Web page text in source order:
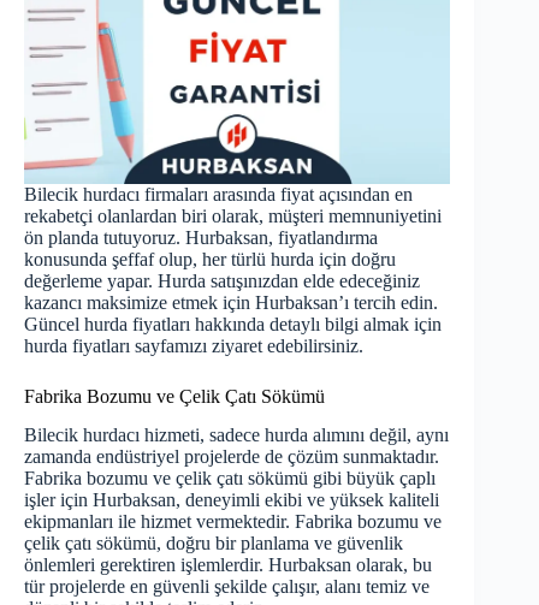
Bilecik hurdacı firmaları arasında fiyat açısından en
rekabetçi olanlardan biri olarak, müşteri memnuniyetini
ön planda tutuyoruz. Hurbaksan, fiyatlandırma
konusunda şeffaf olup, her türlü hurda için doğru
değerleme yapar. Hurda satışınızdan elde edeceğiniz
kazancı maksimize etmek için Hurbaksan’ı tercih edin.
Güncel hurda fiyatları hakkında detaylı bilgi almak için
hurda fiyatları sayfamızı ziyaret edebilirsiniz.
Fabrika Bozumu ve Çelik Çatı Sökümü
Bilecik hurdacı hizmeti, sadece hurda alımını değil, aynı
zamanda endüstriyel projelerde de çözüm sunmaktadır.
Fabrika bozumu ve çelik çatı sökümü gibi büyük çaplı
işler için Hurbaksan, deneyimli ekibi ve yüksek kaliteli
ekipmanları ile hizmet vermektedir. Fabrika bozumu ve
çelik çatı sökümü, doğru bir planlama ve güvenlik
önlemleri gerektiren işlemlerdir. Hurbaksan olarak, bu
tür projelerde en güvenli şekilde çalışır, alanı temiz ve